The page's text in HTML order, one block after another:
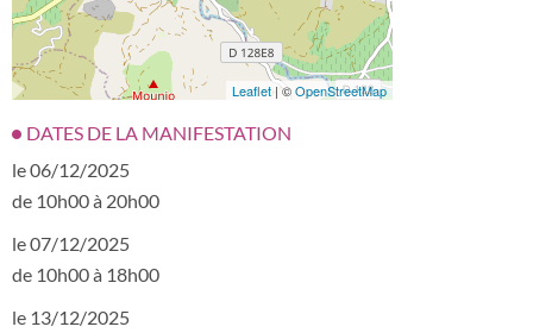
Leaflet| ©OpenStreetMap
DATES DE LA MANIFESTATION
le 06/12/2025
de 10h00 à 20h00
le 07/12/2025
de 10h00 à 18h00
le 13/12/2025